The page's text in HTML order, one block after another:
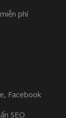
phí
Facebook
SEO